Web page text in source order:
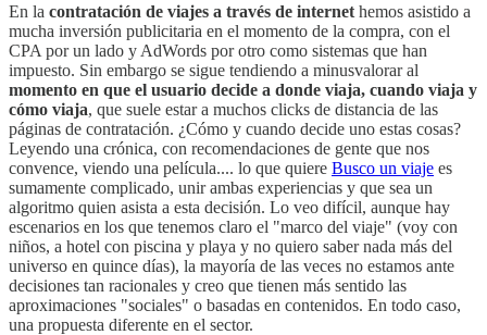
En la contratación de viajes a través de internet hemos asistido a
mucha inversión publicitaria en el momento de la compra, con el
CPA por un lado y AdWords por otro como sistemas que han
impuesto. Sin embargo se sigue tendiendo a minusvalorar al
momento en que el usuario decide a donde viaja, cuando viaja y
cómo viaja, que suele estar a muchos clicks de distancia de las
páginas de contratación. ¿Cómo y cuando decide uno estas cosas?
Leyendo una crónica, con recomendaciones de gente que nos
convence, viendo una película.... lo que quiere Busco un viaje es
sumamente complicado, unir ambas experiencias y que sea un
algoritmo quien asista a esta decisión. Lo veo difícil, aunque hay
escenarios en los que tenemos claro el "marco del viaje" (voy con
niños, a hotel con piscina y playa y no quiero saber nada más del
universo en quince días), la mayoría de las veces no estamos ante
decisiones tan racionales y creo que tienen más sentido las
aproximaciones "sociales" o basadas en contenidos. En todo caso,
una propuesta diferente en el sector.